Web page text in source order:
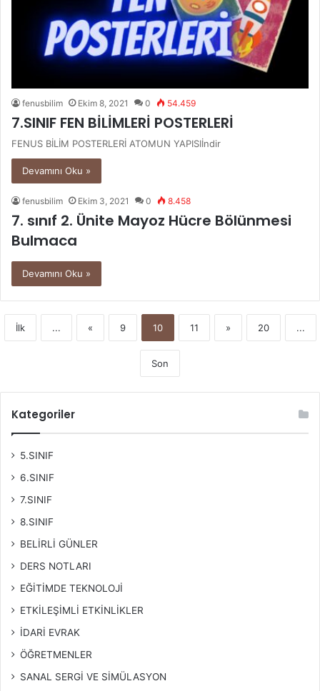
fenusbilim Ekim 8, 2021 0 54.459
7.SINIF FEN BİLİMLERİ POSTERLERİ
FENUS BİLİM POSTERLERİ ATOMUN YAPISIİndir
Devamını Oku »
fenusbilim Ekim 3, 2021 0 8.458
7. sınıf 2. Ünite Mayoz Hücre Bölünmesi
Bulmaca
Devamını Oku »
İlk ... « 9 10 11 » 20 ...
Son
Kategoriler
5.SINIF
6.SINIF
7.SINIF
8.SINIF
BELİRLİ GÜNLER
DERS NOTLARI
EĞİTİMDE TEKNOLOJİ
ETKİLEŞİMLİ ETKİNLİKLER
İDARİ EVRAK
ÖĞRETMENLER
SANAL SERGİ VE SİMÜLASYON